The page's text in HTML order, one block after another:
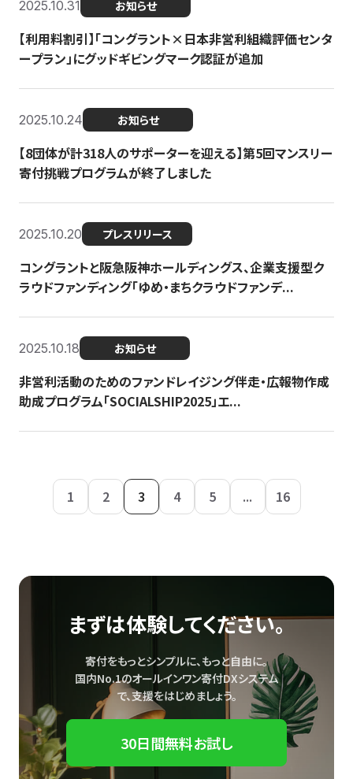
2025.10.31 お知らせ
【利用料割引】「コングラント×日本非営利組織評価センタ
ープラン」にグッドギビングマーク認証が追加
2025.10.24 お知らせ
【8団体が計318人のサポーターを迎える】​​第5回マンスリー
寄付挑戦プログラムが終了しました
2025.10.20 プレスリリース
コングラントと阪急阪神ホールディングス、企業支援型ク
ラウドファンディング「ゆめ・まちクラウドファンデ...
2025.10.18 お知らせ
非営利活動のためのファンドレイジング伴走・広報物作成
助成プログラム「SOCIALSHIP2025」エ...
1 2 3 4 5 ... 16
まずは体験してください。
寄付をもっとシンプルに、もっと自由に。
国内No.1のオールインワン寄付DXシステム
で、支援をはじめましょう。
30日間無料お試し